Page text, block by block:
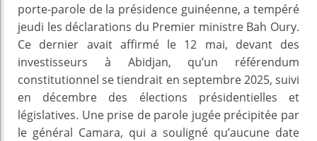
porte-parole de la présidence guinéenne, a tempéré
jeudi les déclarations du Premier ministre Bah Oury.
Ce dernier avait affirmé le 12 mai, devant des
investisseurs à Abidjan, qu’un référendum
constitutionnel se tiendrait en septembre 2025, suivi
en décembre des élections présidentielles et
législatives. Une prise de parole jugée précipitée par
le général Camara, qui a souligné qu’aucune date